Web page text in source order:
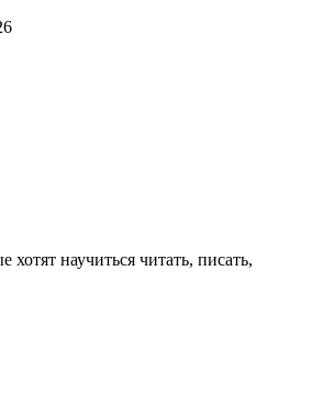
хотят научиться читать, писать,